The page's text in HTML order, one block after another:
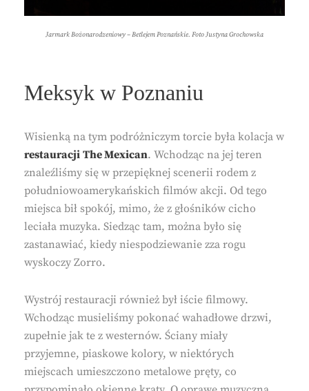
Jarmark Bożonarodzeniowy – Betlejem Poznańskie. Foto Justyna Grochowska
Meksyk w Poznaniu
Wisienką na tym podróżniczym torcie była kolacja w
restauracji The Mexican. Wchodząc na jej teren
znaleźliśmy się w przepięknej scenerii rodem z
południowoamerykańskich filmów akcji. Od tego
miejsca bił spokój, mimo, że z głośników cicho
leciała muzyka. Siedząc tam, można było się
zastanawiać, kiedy niespodziewanie zza rogu
wyskoczy Zorro.
Wystrój restauracji również był iście filmowy.
Wchodząc musieliśmy pokonać wahadłowe drzwi,
zupełnie jak te z westernów. Ściany miały
przyjemne, piaskowe kolory, w niektórych
miejscach umieszczono metalowe pręty, co